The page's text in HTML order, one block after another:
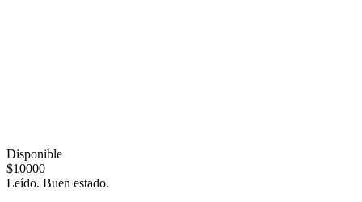
Disponible
$10000
Leído. Buen estado.